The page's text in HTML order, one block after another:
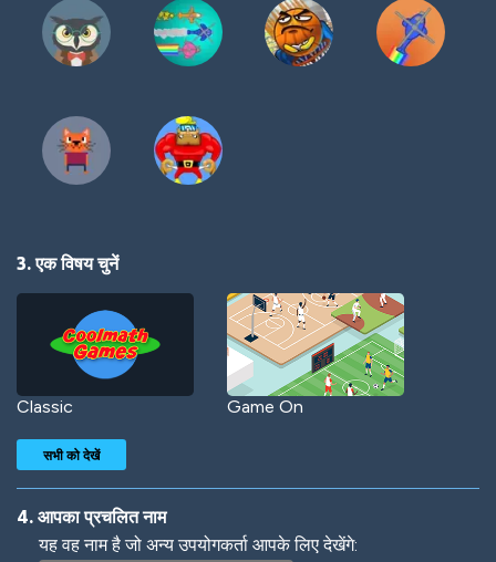
3. एक विषय चुनें
Classic Game On
सभी को देखें
4. आपका प्रचलित नाम
यह वह नाम है जो अन्य उपयोगकर्ता आपके लिए देखेंगे: